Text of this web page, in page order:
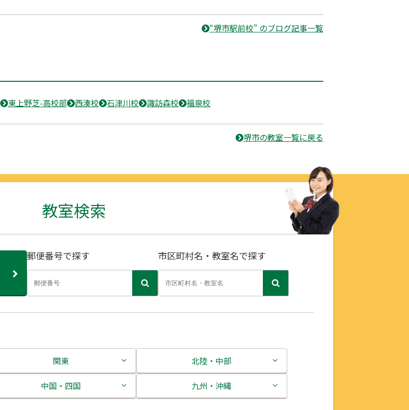
“堺市駅前校” のブログ記事一覧
東上野芝-高校部 西湊校 石津川校 諏訪森校 福泉校
堺市の教室一覧に戻る
教室検索
郵便番号で探す 市区町村名・教室名で探す
関東
茨城県
北陸・中部
新潟県
中国・四国
九州・沖縄